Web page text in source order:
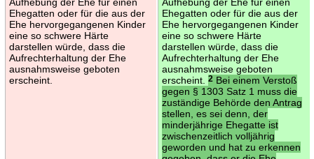
Ehegatten oder für die aus der
Ehe hervorgegangenen Kinder
eine so schwere Härte
darstellen würde, dass die
Aufrechterhaltung der Ehe
ausnahmsweise geboten
erscheint.
Ehegatten oder für die aus der
Ehe hervorgegangenen Kinder
eine so schwere Härte
darstellen würde, dass die
Aufrechterhaltung der Ehe
ausnahmsweise geboten
erscheint.
2Bei einem Verstoß
gegen § 1303 Satz 1 muss die
zuständige Behörde den Antrag
stellen, es sei denn, der
minderjährige Ehegatte ist
zwischenzeitlich volljährig
geworden und hat zu erkennen